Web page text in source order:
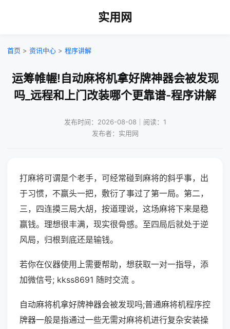
实用网
首页 > 资讯中心 > 程序讲解
运筹帷幄!自动麻将机拿好牌神器会被发现
吗_远程和上门改装哪个更靠谱-程序讲解
发布时间：2026-08-08｜阅读：1
发布者：实用网
打麻将可谓是个老手，可经常碰到麻将的斜乎事，出
于习惯，不赢头一把，敷衍了事过了第一局。第二，
三，四连摸三局大胡，按道理说，这场麻将下来是稳
赢钱。理想很丰满，现实很骨感。至四局后就处于逆
风局，归根到底还是输钱。
若你在仪器使用上需要帮助，想获取一对一指导，添
加微信号; kkss8691 随时交流 。
自动麻将机拿好牌神器会被发现吗;普通麻将机程序控
牌器一般是指通过一些无需对麻将机进行复杂安装操